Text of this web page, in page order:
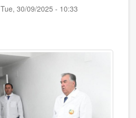
Tue, 30/09/2025 - 10:33